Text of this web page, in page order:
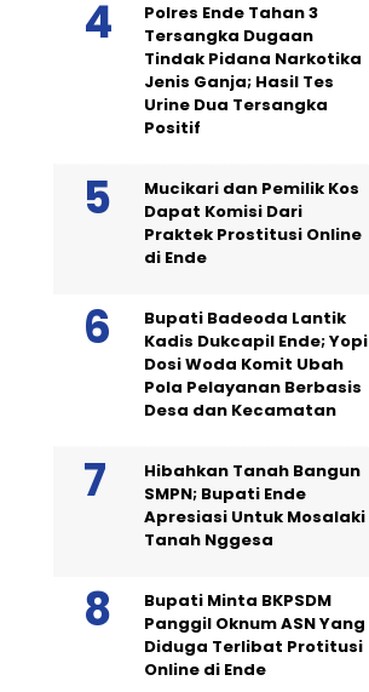
Polres Ende Tahan 3
Tersangka Dugaan
Tindak Pidana Narkotika
Jenis Ganja; Hasil Tes
Urine Dua Tersangka
Positif
Mucikari dan Pemilik Kos
Dapat Komisi Dari
Praktek Prostitusi Online
di Ende
Bupati Badeoda Lantik
Kadis Dukcapil Ende; Yopi
Dosi Woda Komit Ubah
Pola Pelayanan Berbasis
Desa dan Kecamatan
Hibahkan Tanah Bangun
SMPN; Bupati Ende
Apresiasi Untuk Mosalaki
Tanah Nggesa
Bupati Minta BKPSDM
Panggil Oknum ASN Yang
Diduga Terlibat Protitusi
Online di Ende